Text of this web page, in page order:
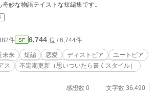
妙な物語テイストな短編集です。
件 SF 6,744 位 / 6,744件
未来 短編 恋愛 ディストピア
ユートピア
ス 不定期更新（思いついたら書くスタイル）
感想数 0 文字数 36,490